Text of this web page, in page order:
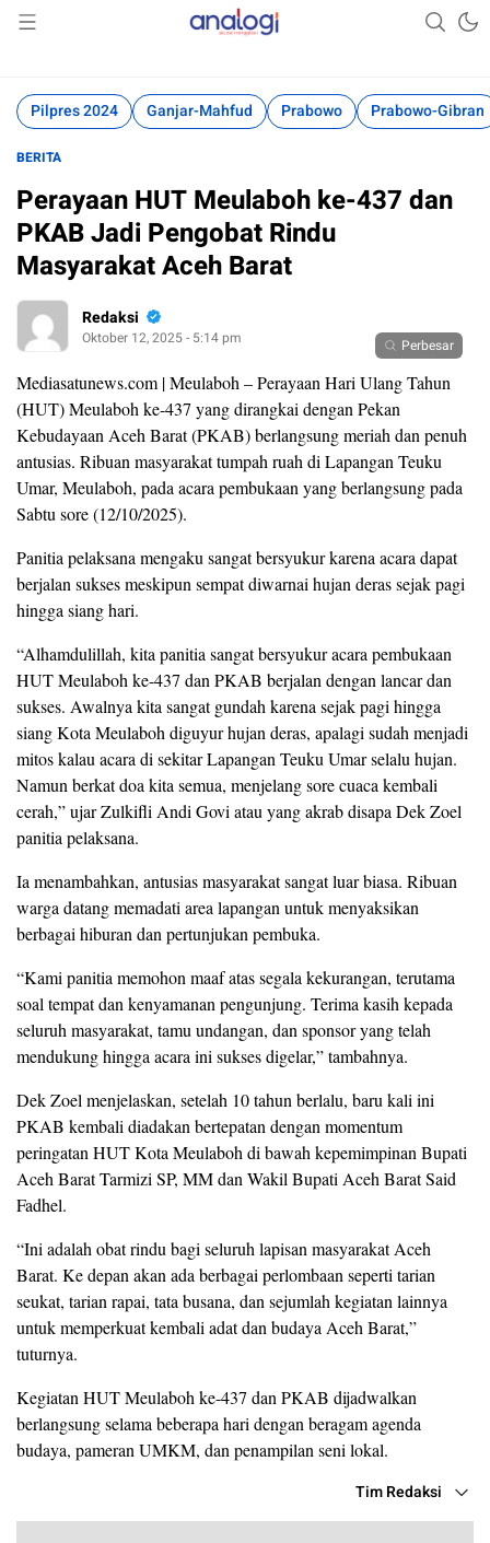
Analogi
Akurat Mengabari
Pilpres 2024 Ganjar-Mahfud Prabowo Prabowo-Gibran
BERITA
Perayaan HUT Meulaboh ke-437 dan
PKAB Jadi Pengobat Rindu
Masyarakat Aceh Barat
Redaksi
Oktober 12, 2025 - 5:14 pm Perbesar
Mediasatunews.com | Meulaboh – Perayaan Hari Ulang Tahun
(HUT) Meulaboh ke-437 yang dirangkai dengan Pekan
Kebudayaan Aceh Barat (PKAB) berlangsung meriah dan penuh
antusias. Ribuan masyarakat tumpah ruah di Lapangan Teuku
Umar, Meulaboh, pada acara pembukaan yang berlangsung pada
Sabtu sore (12/10/2025).
Panitia pelaksana mengaku sangat bersyukur karena acara dapat
berjalan sukses meskipun sempat diwarnai hujan deras sejak pagi
hingga siang hari.
“Alhamdulillah, kita panitia sangat bersyukur acara pembukaan
HUT Meulaboh ke-437 dan PKAB berjalan dengan lancar dan
sukses. Awalnya kita sangat gundah karena sejak pagi hingga
siang Kota Meulaboh diguyur hujan deras, apalagi sudah menjadi
mitos kalau acara di sekitar Lapangan Teuku Umar selalu hujan.
Namun berkat doa kita semua, menjelang sore cuaca kembali
cerah,” ujar Zulkifli Andi Govi atau yang akrab disapa Dek Zoel
panitia pelaksana.
Ia menambahkan, antusias masyarakat sangat luar biasa. Ribuan
warga datang memadati area lapangan untuk menyaksikan
berbagai hiburan dan pertunjukan pembuka.
“Kami panitia memohon maaf atas segala kekurangan, terutama
soal tempat dan kenyamanan pengunjung. Terima kasih kepada
seluruh masyarakat, tamu undangan, dan sponsor yang telah
mendukung hingga acara ini sukses digelar,” tambahnya.
Dek Zoel menjelaskan, setelah 10 tahun berlalu, baru kali ini
PKAB kembali diadakan bertepatan dengan momentum
peringatan HUT Kota Meulaboh di bawah kepemimpinan Bupati
Aceh Barat Tarmizi SP, MM dan Wakil Bupati Aceh Barat Said
Fadhel.
“Ini adalah obat rindu bagi seluruh lapisan masyarakat Aceh
Barat. Ke depan akan ada berbagai perlombaan seperti tarian
seukat, tarian rapai, tata busana, dan sejumlah kegiatan lainnya
untuk memperkuat kembali adat dan budaya Aceh Barat,”
tuturnya.
Kegiatan HUT Meulaboh ke-437 dan PKAB dijadwalkan
berlangsung selama beberapa hari dengan beragam agenda
budaya, pameran UMKM, dan penampilan seni lokal.
Tim Redaksi